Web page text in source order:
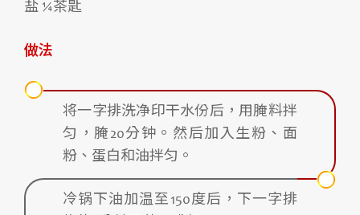
盐 ¼茶匙
做法
将一字排洗净印干水份后，用腌料拌
匀，腌20分钟。然后加入生粉、面
粉、蛋白和油拌匀。
冷锅下油加温至150度后，下一字排